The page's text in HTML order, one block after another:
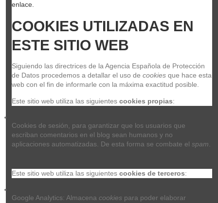
GA2
enlace.
COOKIES UTILIZADAS EN
ESTE SITIO WEB
Siguiendo las directrices de la Agencia Española de Protección
de Datos procedemos a detallar el uso de cookies que hace esta
web con el fin de informarle con la máxima exactitud posible.
Este sitio web utiliza las siguientes cookies propias:
Cookies de sesión, para garantizar que los usuarios que
escriban comentarios en el blog sean humanos y no
aplicaciones automatizadas. De esta forma se combate el spam
Este sitio web utiliza las siguientes cookies de terceros:
Google Analytics: Almacena cookies para poder elaborar